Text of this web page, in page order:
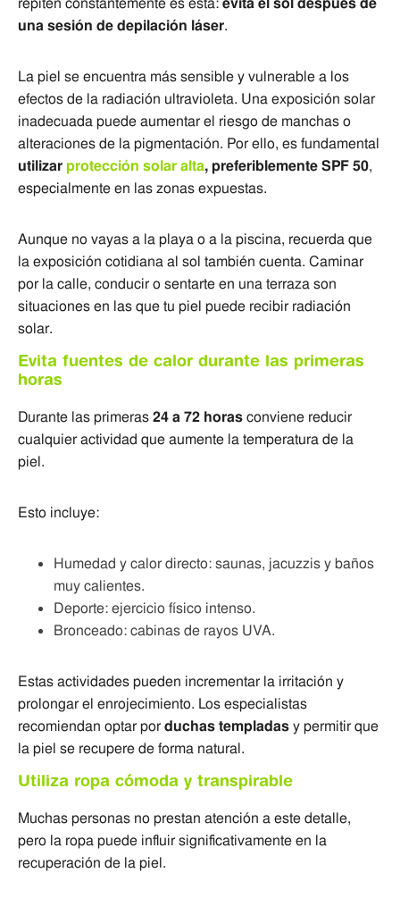
una sesión de depilación láser.
La piel se encuentra más sensible y vulnerable a los
efectos de la radiación ultravioleta. Una exposición solar
inadecuada puede aumentar el riesgo de manchas o
alteraciones de la pigmentación. Por ello, es fundamental
utilizar protección solar alta, preferiblemente SPF 50,
especialmente en las zonas expuestas.
Aunque no vayas a la playa o a la piscina, recuerda que
la exposición cotidiana al sol también cuenta. Caminar
por la calle, conducir o sentarte en una terraza son
situaciones en las que tu piel puede recibir radiación
solar.
Evita fuentes de calor durante las primeras
horas
Durante las primeras24 a 72 horasconviene reducir
cualquier actividad que aumente la temperatura de la
piel.
Esto incluye:
Humedad y calor directo: saunas, jacuzzis y baños
muy calientes.
Deporte: ejercicio físico intenso.
Bronceado: cabinas de rayos UVA.
Estas actividades pueden incrementar la irritación y
prolongar el enrojecimiento. Los especialistas
recomiendan optar porduchas templadasy permitir que
la piel se recupere de forma natural.
Utiliza ropa cómoda y transpirable
Muchas personas no prestan atención a este detalle,
pero la ropa puede influir significativamente en la
recuperación de la piel.